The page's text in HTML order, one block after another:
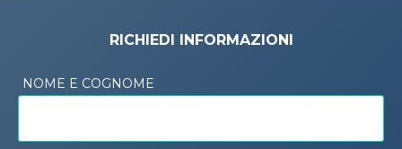
RICHIEDI INFORMAZIONI
NOME E COGNOME